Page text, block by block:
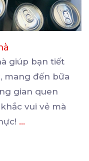
giúp bạn tiết
mang đến bữa
gian quen
vui vẻ mà
...